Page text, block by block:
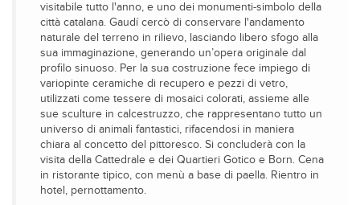
visitabile tutto l'anno, e uno dei monumenti-simbolo della
città catalana. Gaudí cercò di conservare l'andamento
naturale del terreno in rilievo, lasciando libero sfogo alla
sua immaginazione, generando un’opera originale dal
profilo sinuoso. Per la sua costruzione fece impiego di
variopinte ceramiche di recupero e pezzi di vetro,
utilizzati come tessere di mosaici colorati, assieme alle
sue sculture in calcestruzzo, che rappresentano tutto un
universo di animali fantastici, rifacendosi in maniera
chiara al concetto del pittoresco. Si concluderà con la
visita della Cattedrale e dei Quartieri Gotico e Born. Cena
in ristorante tipico, con menù a base di paella. Rientro in
hotel, pernottamento.